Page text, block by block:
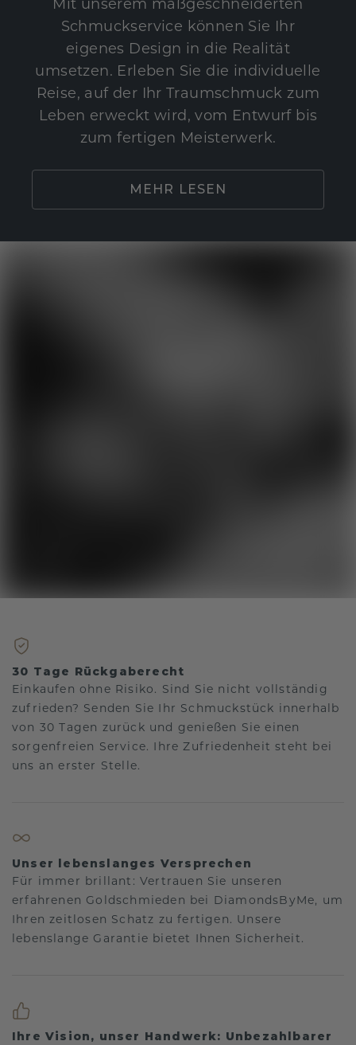
Mit unserem maßgeschneiderten
Schmuckservice können Sie Ihr
eigenes Design in die Realität
umsetzen. Erleben Sie die individuelle
Reise, auf der Ihr Traumschmuck zum
Leben erweckt wird, vom Entwurf bis
zum fertigen Meisterwerk.
MEHR LESEN
30 Tage Rückgaberecht
Einkaufen ohne Risiko. Sind Sie nicht vollständig
zufrieden? Senden Sie Ihr Schmuckstück innerhalb
von 30 Tagen zurück und genießen Sie einen
sorgenfreien Service. Ihre Zufriedenheit steht bei
uns an erster Stelle.
Unser lebenslanges Versprechen
Für immer brillant: Vertrauen Sie unseren
erfahrenen Goldschmieden bei DiamondsByMe, um
Ihren zeitlosen Schatz zu fertigen. Unsere
lebenslange Garantie bietet Ihnen Sicherheit.
Ihre Vision, unser Handwerk: Unbezahlbarer